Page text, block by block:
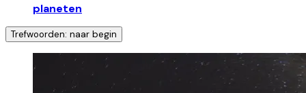
planeten
Trefwoorden: naar begin